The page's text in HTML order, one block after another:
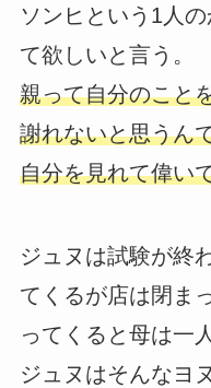
ソンヒという1人
て欲しいと言う。
親って自分のこと
謝れないと思うん
自分を見れて偉い
ジュヌは試験が終
てくるが店は閉ま
ってくると母は一
ジュヌはそんなヨ